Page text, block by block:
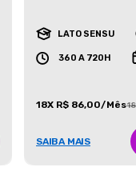
LATO SENSU
360 A 720H
18X R$ 86,00/Mês
SAIBA MAIS